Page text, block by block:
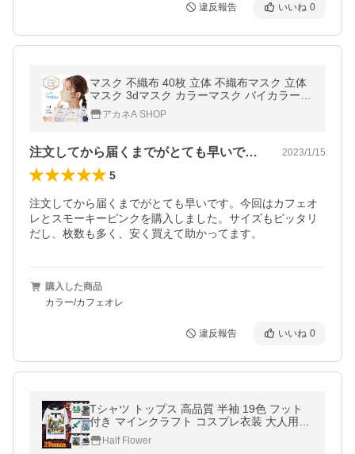
違反報告 いいね 0
マスク 不織布 40枚 立体 不織布マスク 立体
マスク 3dマスク カラーマスク バイカラー
小顔マスク 使い捨てマスク おしゃれ 血色カ
ラー 大容量 バイカラーマスク
アカネA SHOP
注文してから届くまでがとても早いです。… 2023/1/15
5
注文してから届くまでがとても早いです。今回はカフェオ
レとスモーキーピンクを購入しました。サイズもピッタリ
だし、枚数も多く、安く買えて助かってます。
購入した商品
カラー/カフェオレ
違反報告 いいね 0
Tシャツ トップス 高品質 半袖 19色 フット
付き マインクラフト コスプレ衣装 大人用子
供用 ハロウィン仮装日常服男女兼用 100〜1
50 S M L XL 2XL 3XL
Half Flower